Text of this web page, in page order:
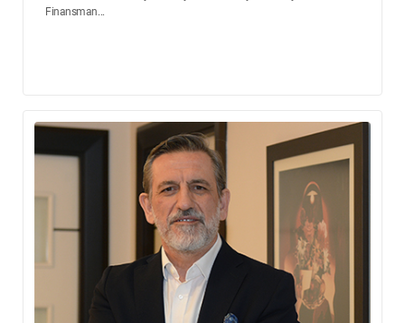
Finansman...